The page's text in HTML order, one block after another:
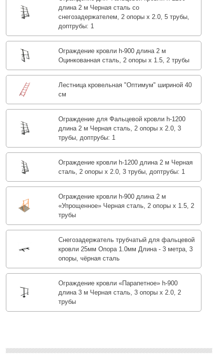
длина 2 м Черная сталь со
снегозадержателем, 2 опоры х 2.0, 5 трубы,
доптрубы: 1
Ограждение кровли h-900 длина 2 м
Оцинкованная сталь, 2 опоры х 1.5, 2 трубы
Лестница кровельная "Oптимум" шириной 40
см
Ограждение для Фальцевой кровли h-1200
длина 2 м Черная сталь, 2 опоры х 2.0, 3
трубы, доптрубы: 1
Ограждение кровли h-1200 длина 2 м Черная
сталь, 2 опоры х 2.0, 3 трубы, доптрубы: 1
Ограждение кровли h-900 длина 2 м
«Упрощенное» Черная сталь, 2 опоры х 1.5, 2
трубы
Снегозадержатель трубчатый для фальцевой
кровли 25мм Опора 1.0мм Длина - 3 метра, 3
опоры, чёрная сталь
Ограждение кровли «Парапетное» h-900
длина 3 м Черная сталь, 3 опоры х 2.0, 2
трубы